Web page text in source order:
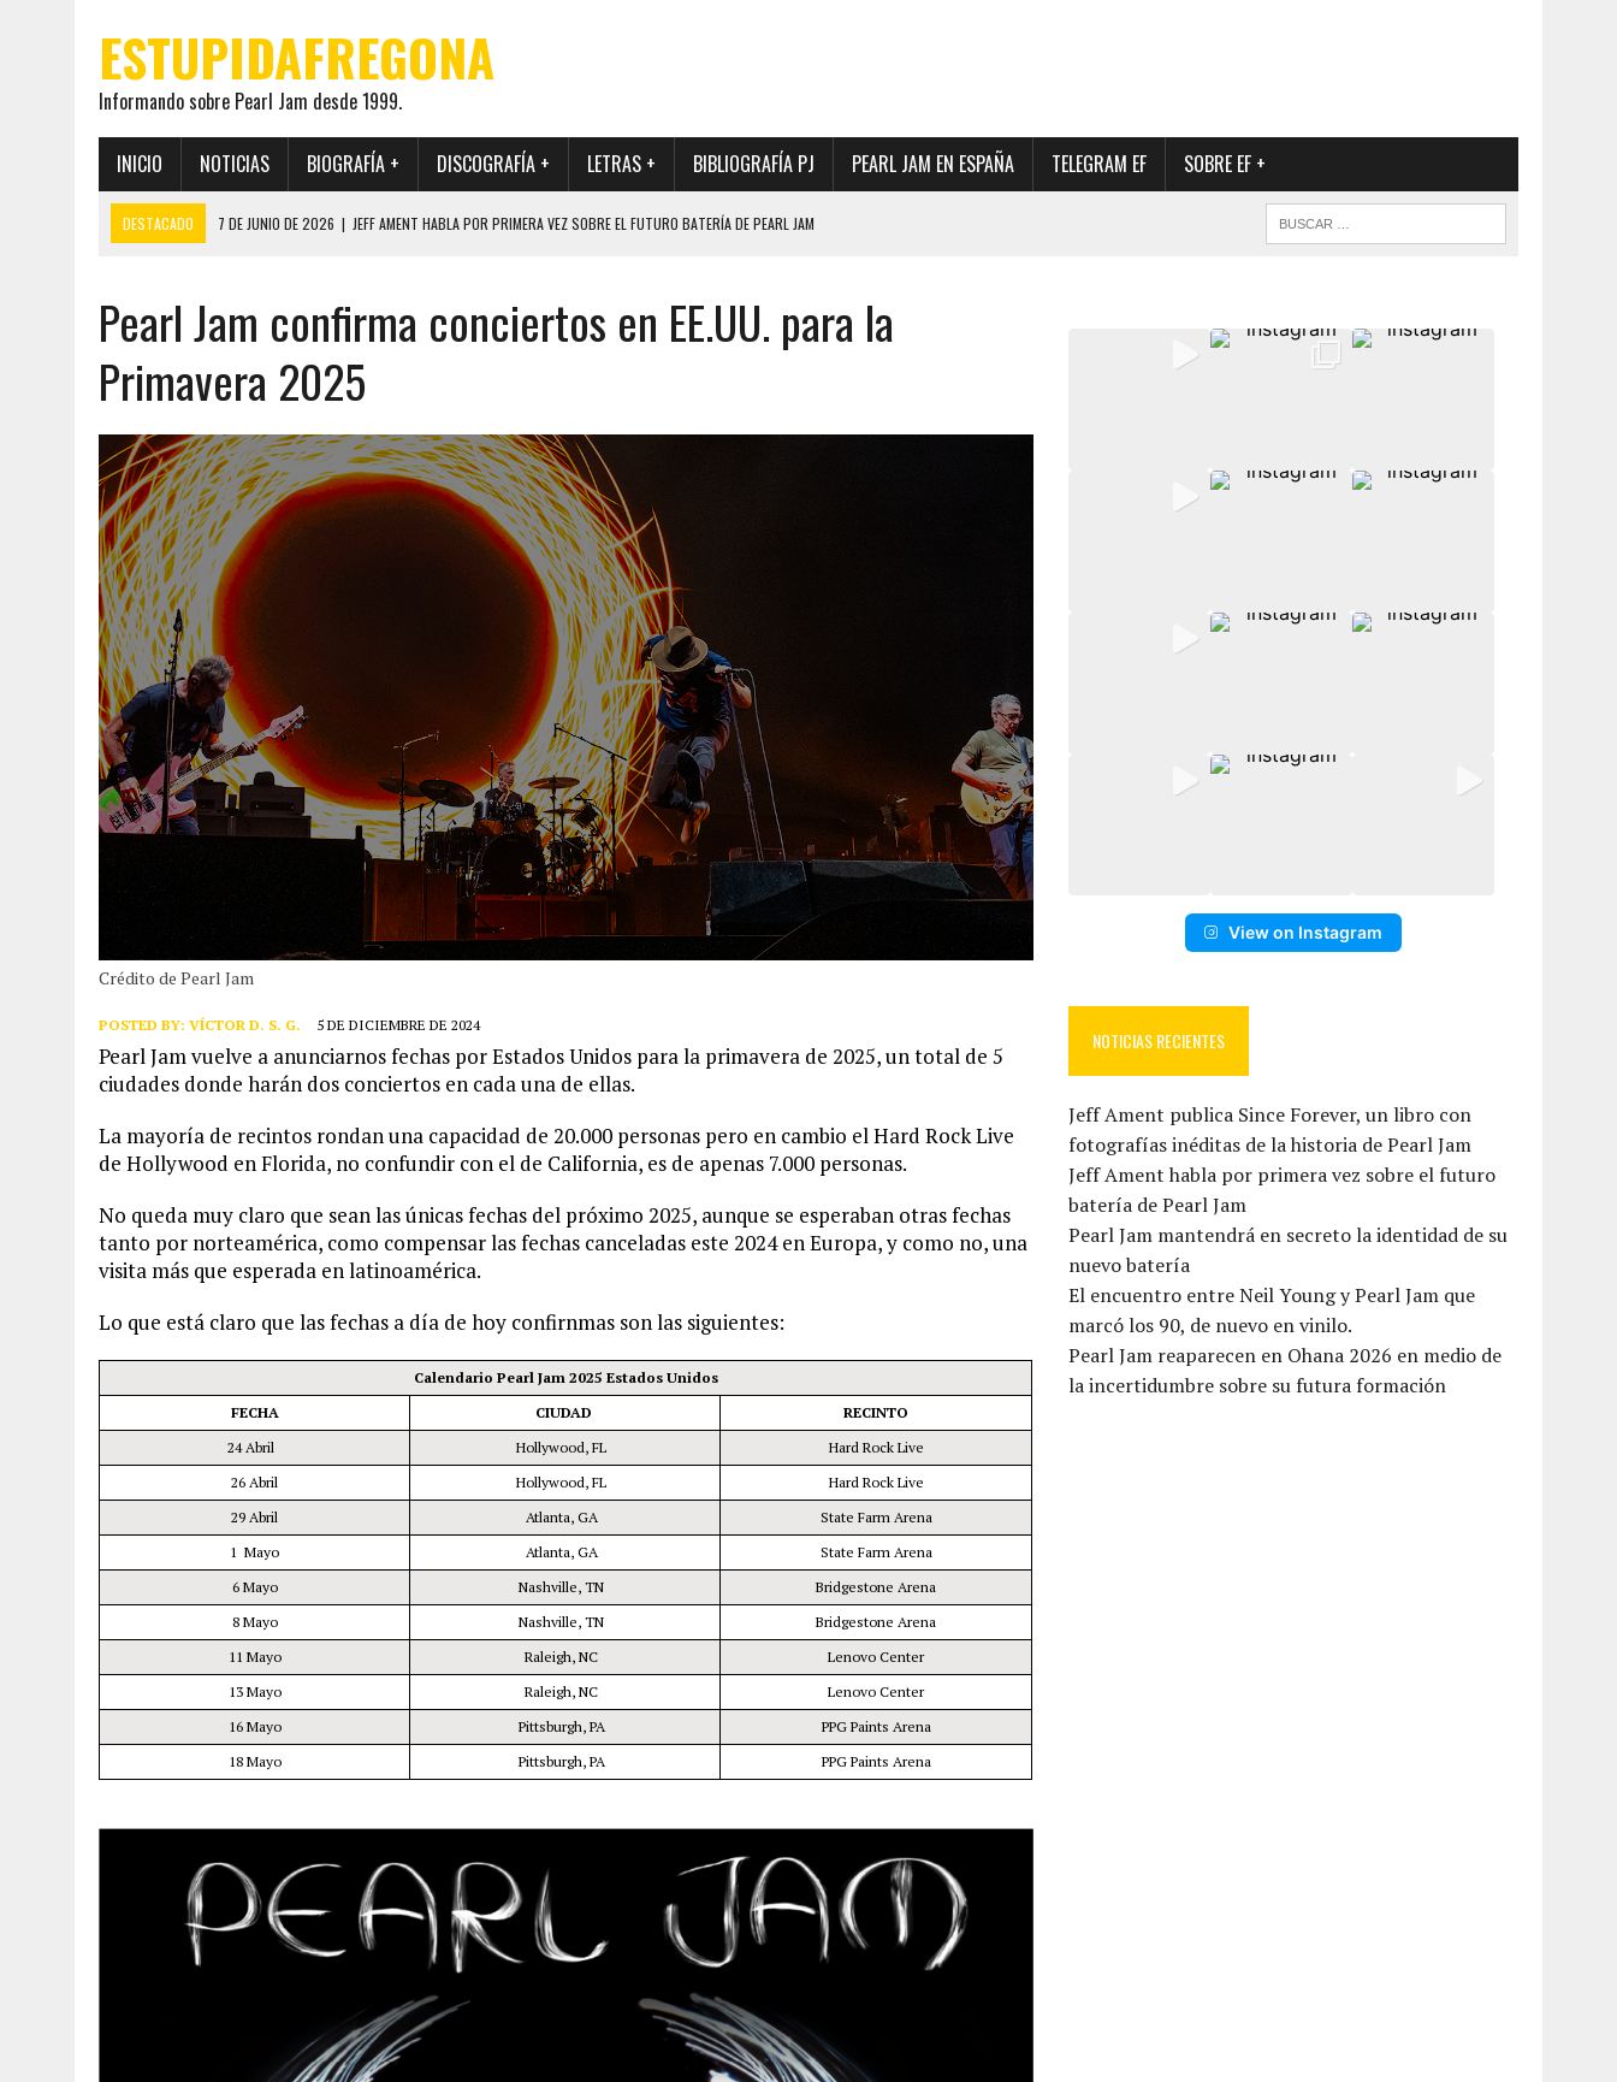
ESTUPIDAFREGONA
Informando sobre Pearl Jam desde 1999.
INICIO NOTICIAS BIOGRAFÍA + DISCOGRAFÍA + LETRAS + BIBLIOGRAFÍA PJ PEARL JAM EN ESPAÑA TELEGRAM EF SOBRE EF +
DESTACADO 7 DE JUNIO DE 2026 | JEFF AMENT HABLA POR PRIMERA VEZ SOBRE EL FUTURO BATERÍA DE PEARL JAM
19 DE MAYO DE 2026
EL ENCUENTRO ENTRE NEIL YOUNG Y PEARL JAM QUE MARCÓ LOS 90, DE NUEVO EN VINILO.
12 DE MAYO DE 2026 |
PEARL JAM REAPARECEN EN OHANA 2026 EN MEDIO DE LA INCERTIDUMBRE SOBRE SU FUTURA FORMACIÓN
28 DE JULIO DE 2026 | JEFF AMENT PUBLICA SINCE FOREVER, UN LIBRO CON FOTOGRAFÍAS INÉDITAS DE LA HISTORIA DE PEARL JAM
Pearl Jam confirma conciertos en EE.UU. para la
Primavera 2025
Crédito de Pearl Jam
POSTED BY: VÍCTOR D. S. G. 5 DE DICIEMBRE DE 2024
Pearl Jam vuelve a anunciarnos fechas por Estados Unidos para la primavera de 2025, un total de 5
ciudades donde harán dos conciertos en cada una de ellas.
La mayoría de recintos rondan una capacidad de 20.000 personas pero en cambio el Hard Rock Live
de Hollywood en Florida, no confundir con el de California, es de apenas 7.000 personas.
No queda muy claro que sean las únicas fechas del próximo 2025, aunque se esperaban otras fechas
tanto por norteamérica, como compensar las fechas canceladas este 2024 en Europa, y como no, una
visita más que esperada en latinoamérica.
Lo que está claro que las fechas a día de hoy confirnmas son las siguientes:
Calendario Pearl Jam 2025 Estados Unidos
FECHA
CIUDAD
RECINTO
24 Abril
Hollywood, FL
Hard Rock Live
26 Abril
Hollywood, FL
Hard Rock Live
29 Abril
Atlanta, GA
State Farm Arena
1 Mayo
Atlanta, GA
State Farm Arena
6 Mayo
Nashville, TN
Bridgestone Arena
8 Mayo
Nashville, TN
Bridgestone Arena
11 Mayo
Raleigh, NC
Lenovo Center
13 Mayo
Raleigh, NC
Lenovo Center
16 Mayo
Pittsburgh, PA
PPG Paints Arena
18 Mayo
Pittsburgh, PA PPG Paints Arena
View on Instagram
NOTICIAS RECIENTES
Jeff Ament publica Since Forever, un libro con
fotografías inéditas de la historia de Pearl Jam
Jeff Ament habla por primera vez sobre el futuro
batería de Pearl Jam
Pearl Jam mantendrá en secreto la identidad de su
nuevo batería
El encuentro entre Neil Young y Pearl Jam que
marcó los 90, de nuevo en vinilo.
Pearl Jam reaparecen en Ohana 2026 en medio de
la incertidumbre sobre su futura formación